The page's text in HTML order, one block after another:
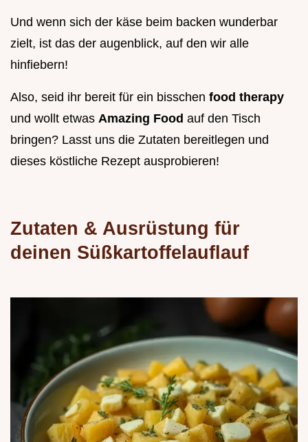
Und wenn sich der käse beim backen wunderbar
zielt, ist das der augenblick, auf den wir alle
hinfiebern!
Also, seid ihr bereit für ein bisschen food therapy
und wollt etwas Amazing Food auf den Tisch
bringen? Lasst uns die Zutaten bereitlegen und
dieses köstliche Rezept ausprobieren!
Zutaten & Ausrüstung für
deinen Süßkartoffelauflauf